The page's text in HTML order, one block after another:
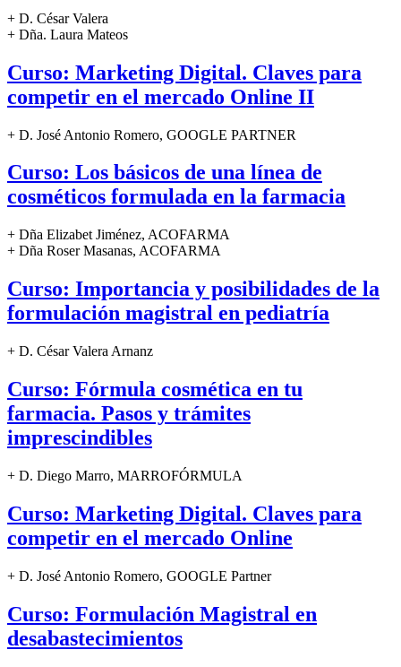
+ D. César Valera
+ Dña. Laura Mateos
Curso: Marketing Digital. Claves para
competir en el mercado Online II
+ D. José Antonio Romero, GOOGLE PARTNER
Curso: Los básicos de una línea de
cosméticos formulada en la farmacia
+ Dña Elizabet Jiménez, ACOFARMA
+ Dña Roser Masanas, ACOFARMA
Curso: Importancia y posibilidades de la
formulación magistral en pediatría
+ D. César Valera Arnanz
Curso: Fórmula cosmética en tu
farmacia. Pasos y trámites
imprescindibles
+ D. Diego Marro, MARROFÓRMULA
Curso: Marketing Digital. Claves para
competir en el mercado Online
+ D. José Antonio Romero, GOOGLE Partner
Curso: Formulación Magistral en
desabastecimientos